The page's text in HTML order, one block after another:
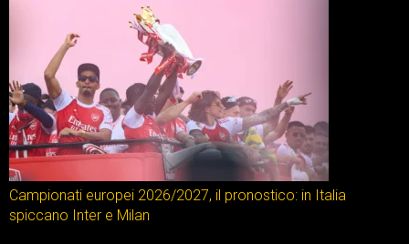
Campionati europei 2026/2027, il pronostico: in Italia
spiccano Inter e Milan